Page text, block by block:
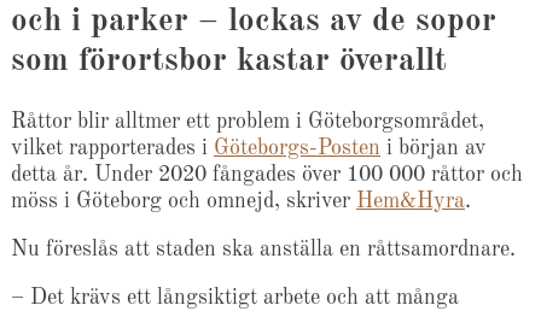
och i parker – lockas av de sopor
som förortsbor kastar överallt
Råttor blir alltmer ett problem i Göteborgsområdet,
vilket rapporterades i Göteborgs-Posten i början av
detta år. Under 2020 fångades över 100 000 råttor och
möss i Göteborg och omnejd, skriver Hem&Hyra.
Nu föreslås att staden ska anställa en råttsamordnare.
– Det krävs ett långsiktigt arbete och att många